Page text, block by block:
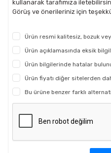
kullanarak tarafımıza
Görüş ve önerileriniz için
Ürün resmi kalitesiz, bozuk
Ürün açıklamasında eksik
Ürün bilgilerinde hatalar
Ürün fiyatı diğer sitelerden
Bu ürüne benzer farklı